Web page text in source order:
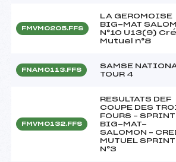
FMVM0205.FFS
LA GEROMOISE
BIG-MAT
N°10 U13(9)
Mutuel n°8
FNAM0113.FFS
SAMSE
TOUR 4
FMVM0132.FFS
RESULTATS DEF
COUPE DES
FOURS – SPRINT
BIG-MAT-
SALOMON –
MUTUEL SPRINT
N°3